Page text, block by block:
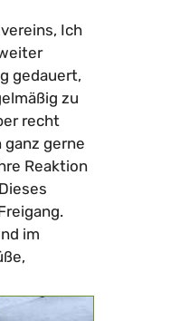
Ich
gedauert,
zu
recht
gerne
Reaktion
im